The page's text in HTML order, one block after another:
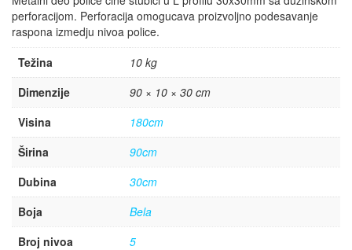
perforacijom. Perforacija omogucava proizvoljno podesavanje
raspona izmedju nivoa police.
Težina
10 kg
Dimenzije
90 × 10 × 30 cm
Visina
180cm
Širina
90cm
Dubina
30cm
Boja
Bela
Broj nivoa
5